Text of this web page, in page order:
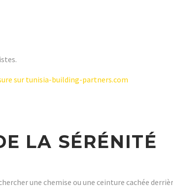
sur tunisia-building-partners.com
LA SÉRÉNITÉ
une chemise ou une ceinture cachée